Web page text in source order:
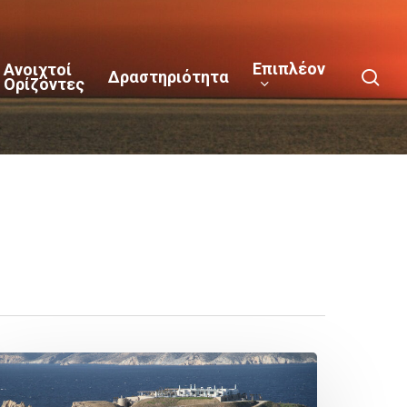
Ανοιχτοί
Ορίζοντες Δραστηριότητα Επιπλέον